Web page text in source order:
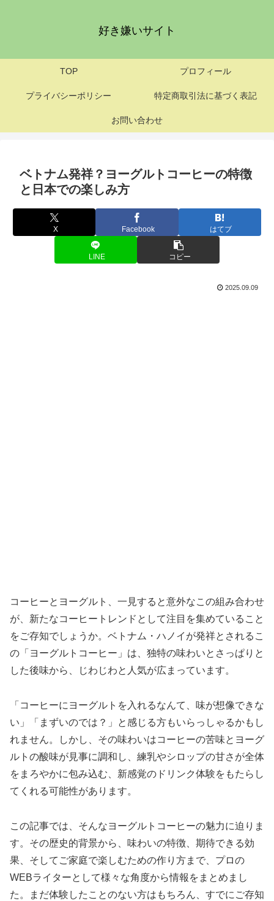
好き嫌いサイト
TOP プロフィール
プライバシーポリシー 特定商取引法に基づく表記
お問い合わせ
ベトナム発祥？ヨーグルトコーヒーの特徴
と日本での楽しみ方
X Facebook はてブ
LINE コピー
2025.09.09
コーヒーとヨーグルト、一見すると意外なこの組み合わせ
が、新たなコーヒートレンドとして注目を集めていること
をご存知でしょうか。ベトナム・ハノイが発祥とされるこ
の「ヨーグルトコーヒー」は、独特の味わいとさっぱりと
した後味から、じわじわと人気が広まっています。
「コーヒーにヨーグルトを入れるなんて、味が想像できな
い」「まずいのでは？」と感じる方もいらっしゃるかもし
れません。しかし、その味わいはコーヒーの苦味とヨーグ
ルトの酸味が見事に調和し、練乳やシロップの甘さが全体
をまろやかに包み込む、新感覚のドリンク体験をもたらし
てくれる可能性があります。
この記事では、そんなヨーグルトコーヒーの魅力に迫りま
す。その歴史的背景から、味わいの特徴、期待できる効
果、そしてご家庭で楽しむための作り方まで、プロの
WEBライターとして様々な角度から情報をまとめまし
た。まだ体験したことのない方はもちろん、すでにご存知